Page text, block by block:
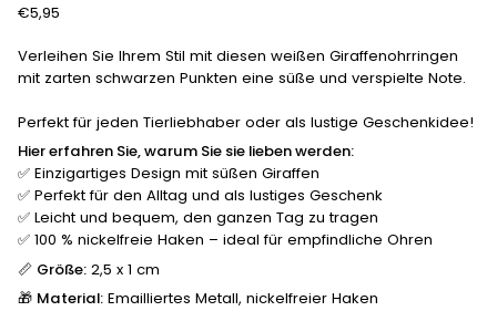
€5,95
Verleihen Sie Ihrem Stil mit diesen weißen Giraffenohrringen
mit zarten schwarzen Punkten eine süße und verspielte Note.
Perfekt für jeden Tierliebhaber oder als lustige Geschenkidee!
Hier erfahren Sie, warum Sie sie lieben werden:
✅ Einzigartiges Design mit süßen Giraffen
✅ Perfekt für den Alltag und als lustiges Geschenk
✅ Leicht und bequem, den ganzen Tag zu tragen
✅ 100 % nickelfreie Haken – ideal für empfindliche Ohren
📏 Größe: 2,5 x 1 cm
🎁 Material: Emailliertes Metall, nickelfreier Haken